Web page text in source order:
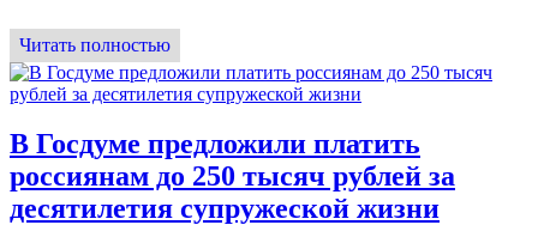
Читать полностью
В Госдуме предложили платить
россиянам до 250 тысяч рублей за
десятилетия супружеской жизни